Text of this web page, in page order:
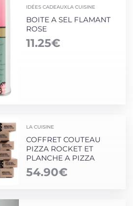
IDÉES CADEAUXLA CUISINE
BOITE A SEL FLAMANT
ROSE
11.25€
LA CUISINE
COFFRET COUTEAU
PIZZA ROCKET ET
PLANCHE A PIZZA
54.90€